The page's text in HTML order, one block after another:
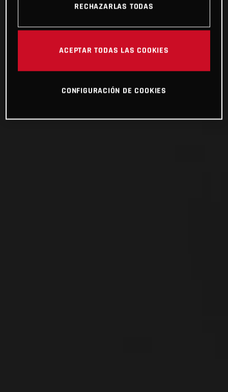
RECHAZARLAS TODAS
ACEPTAR TODAS LAS COOKIES
CONFIGURACIÓN DE COOKIES